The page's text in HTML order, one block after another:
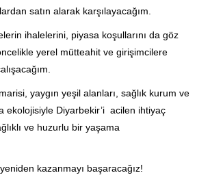
satın alarak karşılayacağım.
ihalelerini, piyasa koşullarını da göz
yerel mütteahit ve girişimcilere
yaygın yeşil alanları, sağlık kurum ve
ekolojisiyle Diyarbekir’i acilen ihtiyaç
ve huzurlu bir yaşama
kazanmayı başaracağız!